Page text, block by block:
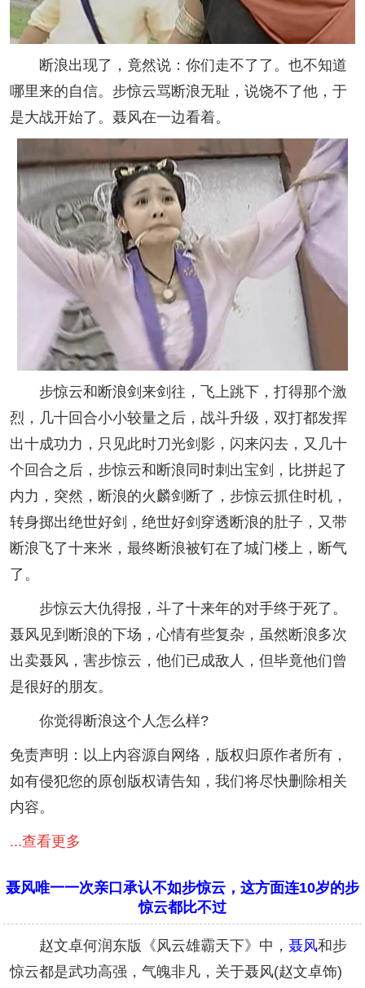
断浪出现了，竟然说：你们走不了了。也不知道
哪里来的自信。步惊云骂断浪无耻，说饶不了他，于
是大战开始了。聂风在一边看着。
步惊云和断浪剑来剑往，飞上跳下，打得那个激
烈，几十回合小小较量之后，战斗升级，双打都发挥
出十成功力，只见此时刀光剑影，闪来闪去，又几十
个回合之后，步惊云和断浪同时刺出宝剑，比拼起了
内力，突然，断浪的火麟剑断了，步惊云抓住时机，
转身掷出绝世好剑，绝世好剑穿透断浪的肚子，又带
断浪飞了十来米，最终断浪被钉在了城门楼上，断气
了。
步惊云大仇得报，斗了十来年的对手终于死了。
聂风见到断浪的下场，心情有些复杂，虽然断浪多次
出卖聂风，害步惊云，他们已成敌人，但毕竟他们曾
是很好的朋友。
你觉得断浪这个人怎么样?
免责声明：以上内容源自网络，版权归原作者所有，
如有侵犯您的原创版权请告知，我们将尽快删除相关
内容。
...查看更多
聂风唯一一次亲口承认不如步惊云，这方面连10岁的步
惊云都比不过
赵文卓何润东版《风云雄霸天下》中， 聂风和步
惊云都是武功高强，气魄非凡，关于聂风(赵文卓饰)